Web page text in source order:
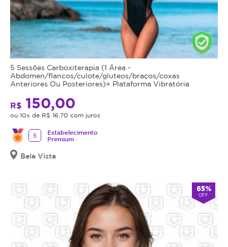
5 Sessões Carboxiterapia (1 Área -
Abdomen/flancos/culote/gluteos/braços/coxas
Anteriores Ou Posteriores)+ Plataforma Vibratória
R$ 150,00
ou 10x de R$ 16,70 com juros
5
Estabelecimento
Premium
Bela Vista
65%
OFF